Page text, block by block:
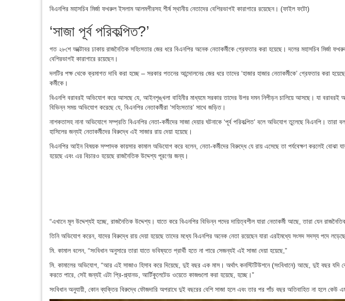
বিএনপির মহাসচিব মির্জা ফখরুল ইসলাম আলমগীরসহ শীর্ষ স্থানীয় নেতাদের বেশিরভাগই কারাগারে রয়েছেন। (ফাইল ফটো)
‘সাজা পূর্ব পরিকল্পিত?’
গত ২৮শে অক্টোবর ঢাকায় রাজনৈতিক সহিংসতার জের ধরে বিএনপির অনেক নেতাকর্মীকে গ্রেফতার করা হয়েছে। দলের মহাসচিব মির্জা
বেশিরভাগই কারাগারে রয়েছেন।
দলটির পক্ষ থেকে ক্রমাগত দাবি করা হচ্ছে – সরকার পতনের আন্দোলনের জের ধরে তাদের ‘হাজার হাজার নেতাকর্মীকে’ গ্রেফতার করা
কর্মীকে।
বিএনপি বরাবরই অভিযোগ করে আসছে যে, আইনশৃঙ্খলা বাহিনীর মাধ্যমে সরকার তাদের উপর দমন নিপীড়ন চালিয়ে আসছে। যা বরাবরই
বিভিন্ন সময় অভিযোগ করেছে যে, বিএনপির নেতাকর্মীরা ‘সহিংসতার’ সাথে জড়িত।
নাশকতাসহ নানা অভিযোগে সম্প্রতি বিএনপির নেতা-কর্মীদের সাজা দেয়ার ঘটনাকে ‘পূর্ব পরিকল্পিত’ বলে অভিযোগ তুলেছে বিএনপি। তারা
হাসিলের জন্যই নেতাকর্মীদের বিরুদ্ধে এই সাজার রায় দেয়া হয়েছে।
বিএনপির আইন বিষয়ক সম্পাদক কায়সার কামাল অভিযোগ করে বলেন, নেতা-কর্মীদের বিরুদ্ধে যে রায় এসেছে তা পর্যবেক্ষণ করলেই বোঝা
হয়েছে এবং এর বিচারও হয়েছে রাজনৈতিক উদ্দেশ্য পূরণের জন্য।
“এখানে মূল উদ্দেশ্যই হচ্ছে, রাজনৈতিক উদ্দেশ্য। যাতে করে বিএনপির বিভিন্ন পদের দায়িত্বশীল যারা নেতাকর্মী আছে, তারা যেন
তিনি অভিযোগ করেন, যাদের বিরুদ্ধে রায় দেয়া হয়েছে তাদের মধ্যে বিএনপির অনেক নেতা রয়েছেন যারা এরইমধ্যে সংসদ সদস্য পদে
মি. কামাল বলেন, “সংবিধান অনুসারে তারা যাতে ভবিষ্যতে প্রার্থী হতে না পারে সেজন্যই এই সাজা দেয়া হয়েছে,”
মি. কামালের অভিযোগ, “আর এই সাজাও হিসাব করে দিয়েছে, দুই বছর এক মাস। অর্থাৎ কনস্টিটিউশনে (সংবিধানে) আছে, দুই বছর যদি
করতে পারে, সেই জন্যই এটা প্রি-প্ল্যানড, আর্টিকুলেটেড ওয়েতে কাজগুলো করা হয়েছে, হচ্ছে।”
সংবিধান অনুযায়ী, কোন ব্যক্তির বিরুদ্ধে ফৌজদারি অপরাধে দুই বছরের বেশি সাজা হলে এবং তার পর পাঁচ বছর অতিবাহিত না হলে কেউ